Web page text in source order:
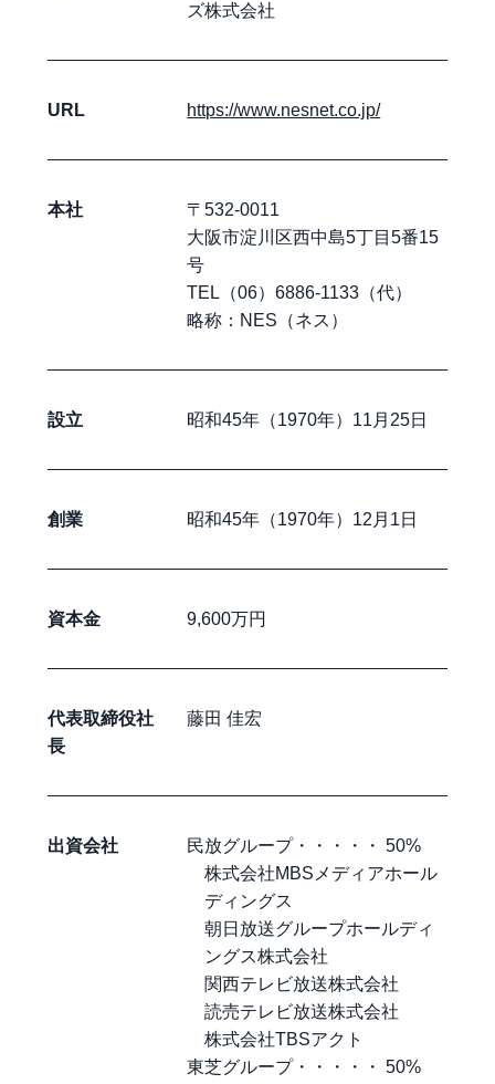
ズ株式会社
URL https://www.nesnet.co.jp/
本社
〒532-0011
大阪市淀川区西中島5丁目5番15
号
TEL（06）6886-1133（代）
略称：NES（ネス）
設立 昭和45年（1970年）11月25日
創業 昭和45年（1970年）12月1日
資本金 9,600万円
代表取締役社
長
藤田 佳宏
出資会社
民放グループ・・・・・ 50%
株式会社MBSメディアホール
ディングス
朝日放送グループホールディ
ングス株式会社
関西テレビ放送株式会社
読売テレビ放送株式会社
株式会社TBSアクト
東芝グループ・・・・・ 50%